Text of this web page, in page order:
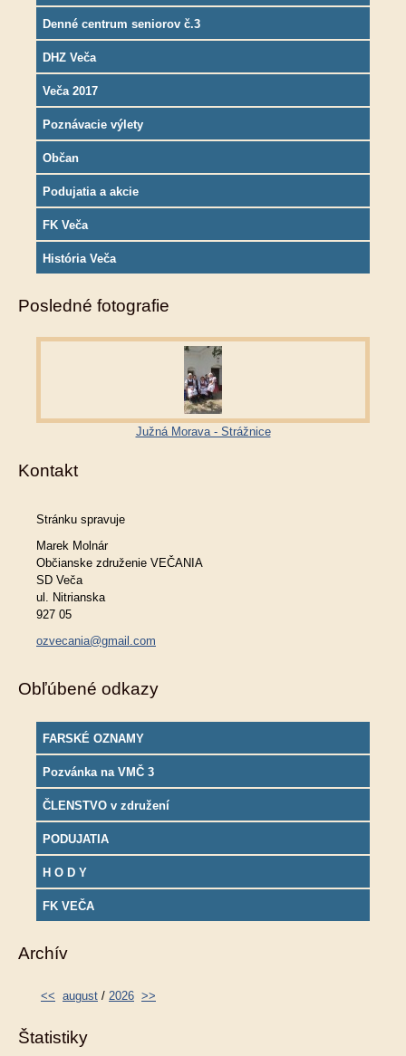
Denné centrum seniorov č.3
DHZ Veča
Veča 2017
Poznávacie výlety
Občan
Podujatia a akcie
FK Veča
História Veča
Posledné fotografie
Južná Morava - Strážnice
Kontakt
Stránku spravuje
Marek Molnár
Občianske združenie VEČANIA
SD Veča
ul. Nitrianska
927 05
ozvecania@gmail.com
Obľúbené odkazy
FARSKÉ OZNAMY
Pozvánka na VMČ 3
ČLENSTVO v združení
PODUJATIA
H O D Y
FK VEČA
Archív
<< august / 2026 >>
Štatistiky